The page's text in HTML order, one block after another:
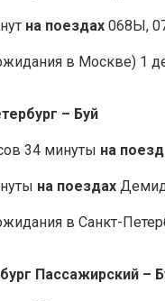
на поездах 068Ы,
в Москве) 1
– Буй
34 минуты на
на поездах
в Санкт-
Пассажирский –